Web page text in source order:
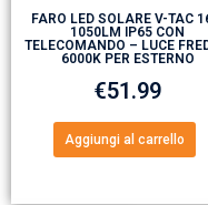
FARO LED SOLARE V-TAC
1050LM IP65 CON
TELECOMANDO – LUCE
6000K PER ESTERNO
€51.99
Aggiungi al carrello